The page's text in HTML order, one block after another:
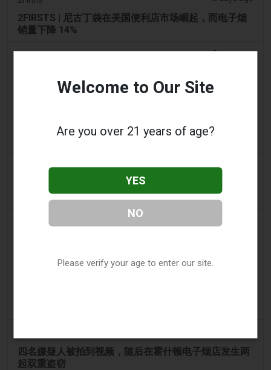
2FIRSTS | 尼古丁袋在美国便利店市场崛起，而电子烟
销量下降 14%
2 days ago
哥斯达黎加新的电子烟法规原定今日生效，但并未生
Tobacco Reporter 3 days ago
Ohio 评估执行非法电子烟销售的权力 – Tobacco
Reporter
The National
四名嫌疑人被拍到视频，随后在霍什顿电子烟店发生两
起双重盗窃
Welcome to Our Site
Are you over 21 years of age?
YES
NO
Please verify your age to enter our site.